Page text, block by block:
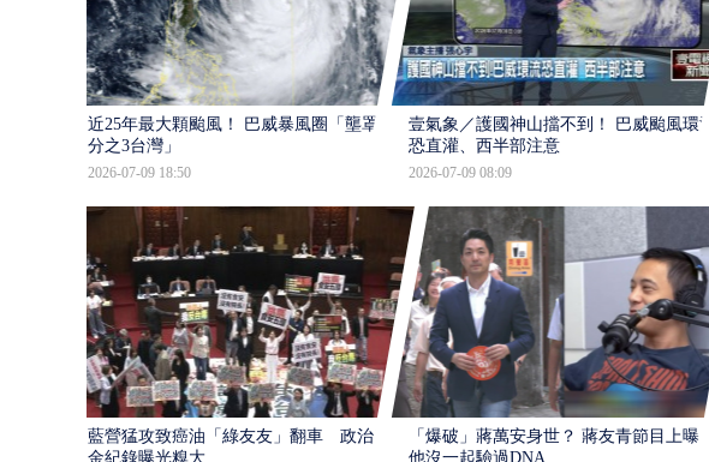
近25年最大顆颱風！ 巴威暴風圈「壟罩4
分之3台灣」
2026-07-09 18:50
壹氣象／護國神山擋不到！ 巴威颱風環流
恐直灌、西半部注意
2026-07-09 08:09
藍營猛攻致癌油「綠友友」翻車 政治獻
金紀錄曝光糗大
「爆破」蔣萬安身世？ 蔣友青節目上曝：
他沒一起驗過DNA